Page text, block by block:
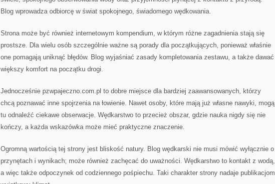
Blog wprowadza odbiorcę w świat spokojnego, świadomego wędkowania.
Strona może być również internetowym kompendium, w którym różne zagadnienia stają się
prostsze. Dla wielu osób szczególnie ważne są porady dla początkujących, ponieważ właśnie
one pomagają uniknąć błędów. Blog wyjaśniać zasady kompletowania zestawu, a także dawać
większy komfort na początku drogi.
Jednocześnie pzwpajeczno.com.pl to dobre miejsce dla bardziej zaawansowanych, którzy
chcą poznawać inne spojrzenia na łowienie. Nawet osoby, które mają już własne nawyki, mogą
tu odnaleźć ciekawe obserwacje. Wędkarstwo to przecież obszar, gdzie nauka nigdy się nie
kończy, a każda wskazówka może mieć praktyczne znaczenie.
Ogromną wartością tej strony jest bliskość natury. Blog wędkarski nie musi mówić wyłącznie o
przynętach i wynikach; może również zachęcać do uważności. Wędkarstwo to kontakt z wodą,
a więc także odpoczynek od codziennego pośpiechu. Taki charakter strony nadaje publikacjom